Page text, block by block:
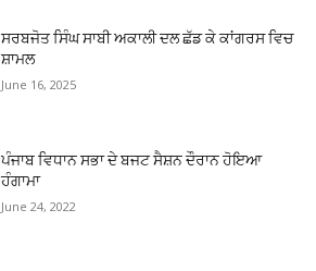
ਸਰਬਜੋਤ ਸਿੰਘ ਸਾਬੀ ਅਕਾਲੀ ਦਲ ਛੱਡ ਕੇ ਕਾਂਗਰਸ ਵਿਚ
ਸ਼ਾਮਲ
June 16, 2025
ਪੰਜਾਬ ਵਿਧਾਨ ਸਭਾ ਦੇ ਬਜਟ ਸੈਸ਼ਨ ਦੌਰਾਨ ਹੋਇਆ
ਹੰਗਾਮਾ
June 24, 2022